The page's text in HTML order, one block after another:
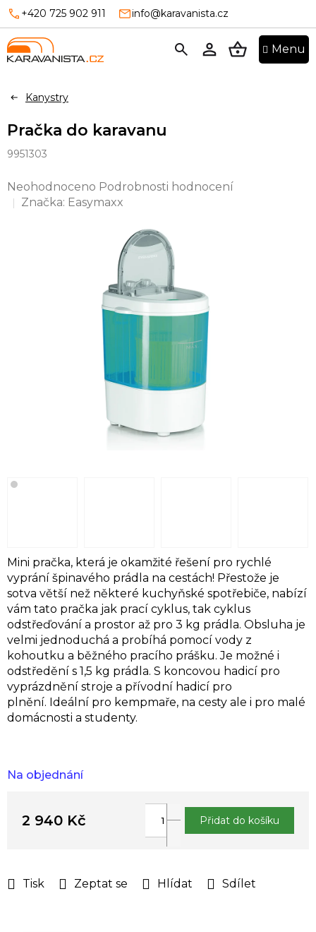
Přejít
obsah
+420 725 902 911 info@karavanista.cz
Kanystry
Pračka do karavanu
9951303
Průměrné
hodnocení
Neohodnoceno Podrobnosti hodnocení
Značka: Easymaxx
Na objednání
Mini pračka, která je okamžité řešení pro rychlé
vyprání špinavého prádla na cestách! Přestože je
sotva větší než některé kuchyňské spotřebiče, nabízí
vám tato pračka jak prací cyklus, tak cyklus
odstřeďování a prostor až pro 3 kg prádla. Obsluha je
velmi jednoduchá a probíhá pomocí vody z
kohoutku a běžného pracího prášku. Je možné i
odstředění s 1,5 kg prádla. S koncovou hadicí pro
vyprázdnění stroje a přívodní hadicí pro
plnění. Ideální pro kempmaře, na cesty ale i pro malé
domácnosti a studenty.
Tisk Zeptat se Hlídat Sdílet
2 940 Kč Přidat do košíku